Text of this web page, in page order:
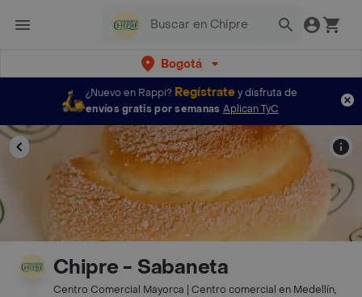
Bogotá
¿Nuevo en Rappi? Regístratey disfruta de
envíos gratis por semanas Aplican TyC
Chipre - Sabaneta
Centro Comercial Mayorca | Centro comercial en Medellín,